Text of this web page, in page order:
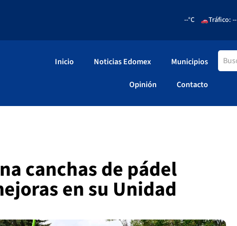
--°C Tráfico: --
Inicio Noticias Edomex Municipios
Opinión Contacto
canchas de pádel
en su Unidad